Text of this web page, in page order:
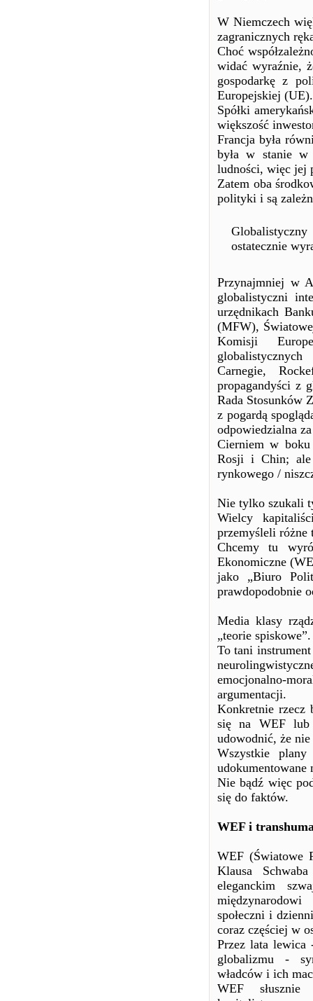
W Niemczech
zagranicznych
Choć
widać wyraźnie,
gospodarkę z
Europejskiej (UE).
Spółki
większość
Francja była
była w stanie w
ludności, więc jej
Zatem oba
polityki i są
ostatecznie
Przynajmniej w
globalistyczni
urzędnikach
(MFW),
Komisji
Carnegie,
propagandyści z
Rada Stosunków
z pogardą
odpowiedzialna
Cierniem w
Rosji i Chin; ale
rynkowego /
Nie tylko szukali
Wielcy
przemyśleli
Chcemy tu
Ekonomiczne
jako „Biuro
prawdopodobnie
Media klasy
„teorie spiskowe”.
To tani
emocjonalno-
argumentacji.
Konkretnie rzecz
się na WEF lub
udowodnić, że
Wszystkie
udokumentowane
Nie bądź więc
się do faktów.
WEF i
WEF (Światowe
Klausa
eleganckim
społeczni i
coraz częściej w
Przez lata lewica
globalizmu -
władców i ich
WEF